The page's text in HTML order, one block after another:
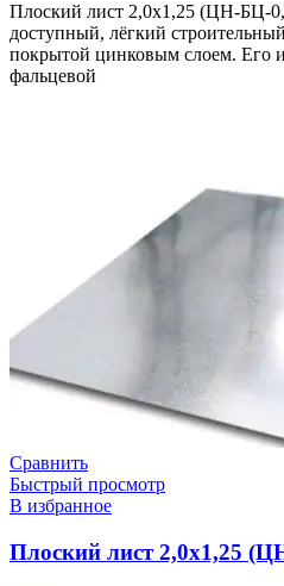
Плоский лист 2,0х1,25 (ЦН-БЦ-
доступный, лёгкий
покрытой цинковым слоем. Его
фальцевой
Сравнить
Быстрый просмотр
В избранное
Плоский лист 2,0х1,25